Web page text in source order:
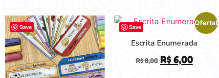
Save Save
Oferta!
Escrita Enumerada
R$8,00 R$6,00